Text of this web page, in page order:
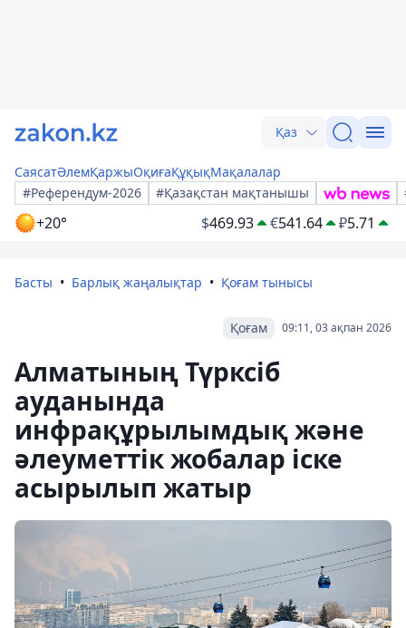
Қаз
СаясатӘлемҚаржыОқиғаҚұқықМақалалар
#Референдум-2026
#Қазақстан мақтанышы
+20° $469.93 €541.64 ₽5.71
Басты Барлық жаңалықтар Қоғам тынысы
09:11, 03 ақпан 2026
Қоғам
Алматының Түрксіб
ауданында
инфрақұрылымдық және
әлеуметтік жобалар іске
асырылып жатыр